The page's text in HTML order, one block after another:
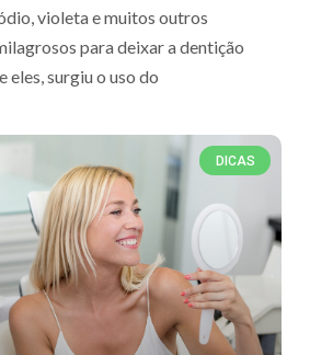
violeta e muitos outros
para deixar a dentição
eles, surgiu o uso do
DICAS